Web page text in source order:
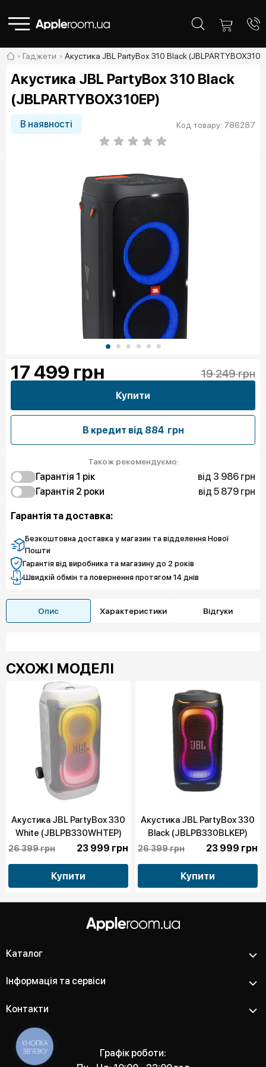
Гаджети Акустика JBL PartyBox 310 Black
Акустика JBL PartyBox 310 Black
(JBLPARTYBOX310EP)
В наявності Код товару: 786287
17 499 грн 19 249 грн
Купити
В кредит від 884 грн
Також рекомендуємо:
Гарантія 1 рiк
від 3 986 грн
Чистий спокій
3 986 грн
Гарантія 2 роки
від 5 879 грн
Гарантія та доставка:
Безкоштовна доставка у магазин та відделення Нової
Пошти
Гарантія від виробника та магазину до 2 років
Швидкій обмін та повернення протягом 14 днів
Опис Характеристики Відгуки
СХОЖІ МОДЕЛІ
Акустика JBL PartyBox 330
White (JBLPB330WHTEP)
26 399 грн 23 999 грн
Купити
Акустика JBL PartyBox 330
Black (JBLPB330BLKEP)
26 399 грн 23 999 грн
Купити
Каталог
Інформація та сервіси
Контакти
Графік роботи:
КНОПКА
ЗВ'ЯЗКУ